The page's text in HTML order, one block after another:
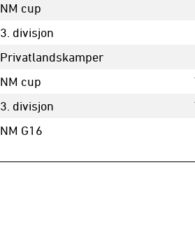
NM cup
3. divisjon
Privatlandskamper
NM cup
3. divisjon
NM G16